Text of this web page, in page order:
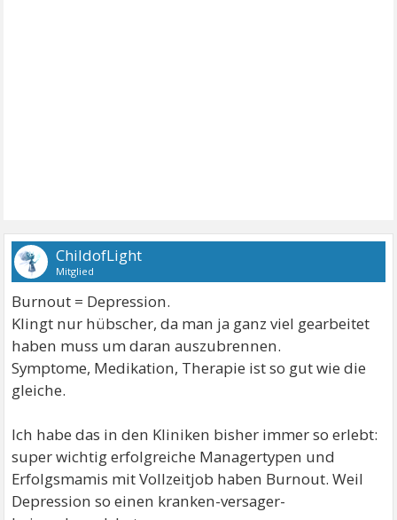
ChildofLight
Mitglied
Burnout = Depression.
Klingt nur hübscher, da man ja ganz viel gearbeitet
haben muss um daran auszubrennen.
Symptome, Medikation, Therapie ist so gut wie die
gleiche.
Ich habe das in den Kliniken bisher immer so erlebt:
super wichtig erfolgreiche Managertypen und
Erfolgsmamis mit Vollzeitjob haben Burnout. Weil
Depression so einen kranken-versager-